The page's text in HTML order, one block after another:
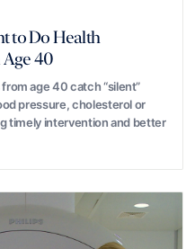
to Do Health
Age 40
age 40 catch “silent”
pressure, cholesterol or
timely intervention and better